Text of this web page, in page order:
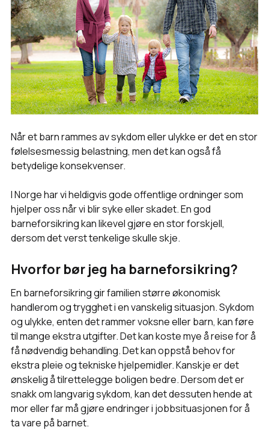
Når et barn rammes av sykdom eller ulykke er det en stor
følelsesmessig belastning, men det kan også få
betydelige konsekvenser.
I Norge har vi heldigvis gode offentlige ordninger som
hjelper oss når vi blir syke eller skadet. En god
barneforsikring kan likevel gjøre en stor forskjell,
dersom det verst tenkelige skulle skje.
Hvorfor bør jeg ha barneforsikring?
En barneforsikring gir familien større økonomisk
handlerom og trygghet i en vanskelig situasjon. Sykdom
og ulykke, enten det rammer voksne eller barn, kan føre
til mange ekstra utgifter. Det kan koste mye å reise for å
få nødvendig behandling. Det kan oppstå behov for
ekstra pleie og tekniske hjelpemidler. Kanskje er det
ønskelig å tilrettelegge boligen bedre. Dersom det er
snakk om langvarig sykdom, kan det dessuten hende at
mor eller far må gjøre endringer i jobbsituasjonen for å
ta vare på barnet.